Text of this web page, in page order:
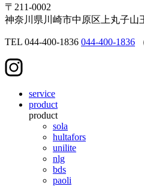
〒211-0002
神奈川県川崎市中原区上丸子山
TEL 044-400-1836 044-400-1836
service
product
product
sola
hultafors
unilite
nlg
bds
paoli